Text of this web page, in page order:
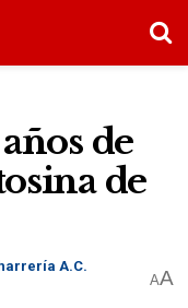
de
de
A.C.
AA